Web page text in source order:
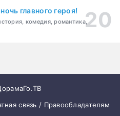
главного героя!
комедия, романтика,
связь / Правообладателям